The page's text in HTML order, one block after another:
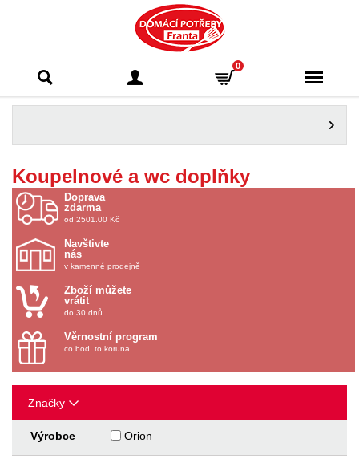
Franta - Příbram
0
Koupelnové a wc doplňky
Doprava
zdarma
od 2501.00 Kč
Navštivte
nás
v kamenné prodejně
Zboží můžete
vrátit
do 30 dnů
Věrnostní program
co bod, to koruna
Značky
Výrobce Orion